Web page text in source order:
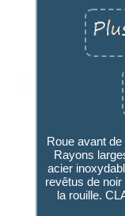
Roue avant
Rayons
acier
revêtus de noir
la rouille.